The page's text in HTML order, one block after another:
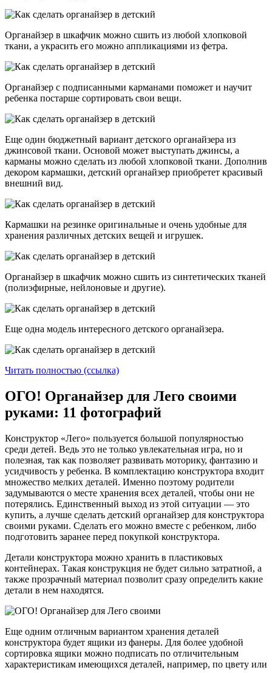
Органайзер в шкафчик можно сшить из любой хлопковой
ткани, а украсить его можно аппликациями из фетра.
Органайзер с подписанными карманами поможет и научит
ребенка постарше сортировать свои вещи.
Еще один бюджетный вариант детского органайзера из
джинсовой ткани. Основой может выступать джинсы, а
карманы можно сделать из любой хлопковой ткани. Дополнив
декором кармашки, детский органайзер приобретет красивый
внешний вид.
Кармашки на резинке оригинальные и очень удобные для
хранения различных детских вещей и игрушек.
Органайзер в шкафчик можно сшить из синтетических тканей
(полиэфирные, нейлоновые и другие).
Еще одна модель интересного детского органайзера.
Читать полностью (ссылка)
ОГО! Органайзер для Лего своими
руками: 11 фотографий
Конструктор «Лего» пользуется большой популярностью
среди детей. Ведь это не только увлекательная игра, но и
полезная, так как позволяет развивать моторику, фантазию и
усидчивость у ребенка. В комплектацию конструктора входит
множество мелких деталей. Именно поэтому родители
задумываются о месте хранения всех деталей, чтобы они не
потерялись. Единственный выход из этой ситуации — это
купить, а лучше сделать детский органайзер для конструктора
своими руками. Сделать его можно вместе с ребенком, либо
подготовить заранее перед покупкой конструктора.
Детали конструктора можно хранить в пластиковых
контейнерах. Такая конструкция не будет сильно затратной, а
также прозрачный материал позволит сразу определить какие
детали в нем находятся.
Еще одним отличным вариантом хранения деталей
конструктора будет ящики из фанеры. Для более удобной
сортировка ящики можно подписать по отличительным
характеристикам имеющихся деталей, например, по цвету или